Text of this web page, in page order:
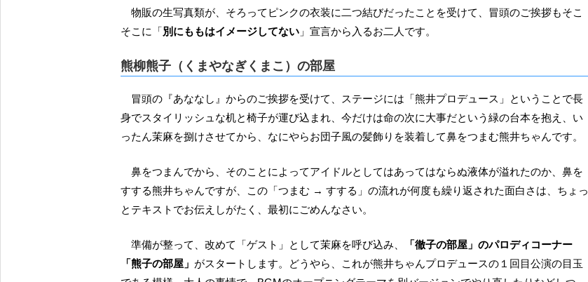
物販の生写真類が、そろってピンクの衣装に二つ結びだったことを受けて、冒頭のご挨拶もそこ
そこに「別にももはイメージしてない 」宣言から入るお二人です。
熊柳熊子（くまやなぎくまこ）の部屋
冒頭の『あななし』からのご挨拶を受けて、ステージには「熊井プロデュース」ということで長
身でスタイリッシュな机と椅子が運び込まれ、今だけは命の次に大事だという緑の台本を抱え、い
ったん茉麻を捌けさせてから、なにやらお団子風の髪飾りを装着して鼻をつまむ熊井ちゃんです。
鼻をつまんでから、そのことによってアイドルとしてはあってはならぬ液体が溢れたのか、鼻を
すする熊井ちゃんですが、この「つまむ → すする」の流れが何度も繰り返された面白さは、ちょっ
とテキストでお伝えしがたく、最初にごめんなさい。
準備が整って、改めて「ゲスト」として茉麻を呼び込み、
「徹子の部屋」のパロディコーナー
「熊子の部屋」 がスタートします。どうやら、これが熊井ちゃんプロデュースの１回目公演の目玉